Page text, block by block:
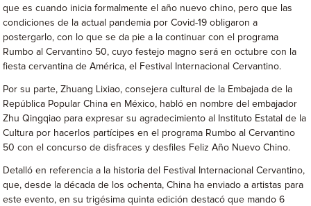
que es cuando inicia formalmente el año nuevo chino, pero que las
condiciones de la actual pandemia por Covid-19 obligaron a
postergarlo, con lo que se da pie a la continuar con el programa
Rumbo al Cervantino 50, cuyo festejo magno será en octubre con la
fiesta cervantina de América, el Festival Internacional Cervantino.
Por su parte, Zhuang Lixiao, consejera cultural de la Embajada de la
República Popular China en México, habló en nombre del embajador
Zhu Qingqiao para expresar su agradecimiento al Instituto Estatal de la
Cultura por hacerlos partícipes en el programa Rumbo al Cervantino
50 con el concurso de disfraces y desfiles Feliz Año Nuevo Chino.
Detalló en referencia a la historia del Festival Internacional Cervantino,
que, desde la década de los ochenta, China ha enviado a artistas para
este evento, en su trigésima quinta edición destacó que mando 6